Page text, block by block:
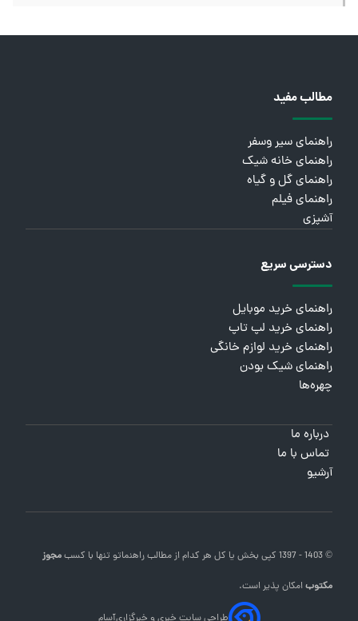
مطالب مفید
راهنمای سیر وسفر
راهنمای خانه شیک
راهنمای گل و گیاه
راهنمای فیلم
آشپزی
دسترسی سریع
راهنمای خرید موبایل
راهنمای خرید لپ تاپ
راهنمای خرید لوازم خانگی
راهنمای شیک بودن
چهره‌ها
درباره ما
تماس با ما
آرشیو
© 1403 - 1397 کپی بخش یا کل هر کدام از مطالب راهنماتو تنها با کسبمجوز
مکتوبامکان پذیر است.